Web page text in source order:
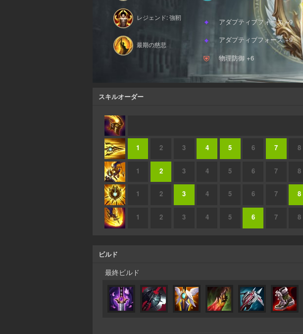
レジェンド: 強靭
最期の慈悲
アダプティブフォース +9
アダプティブフォース +9
物理防御 +6
スキルオーダー
1 2 3 4 5 6 7 8
1 2 3 4 5 6 7 8
1 2 3 4 5 6 7 8
1 2 3 4 5 6 7 8
ビルド
最終ビルド